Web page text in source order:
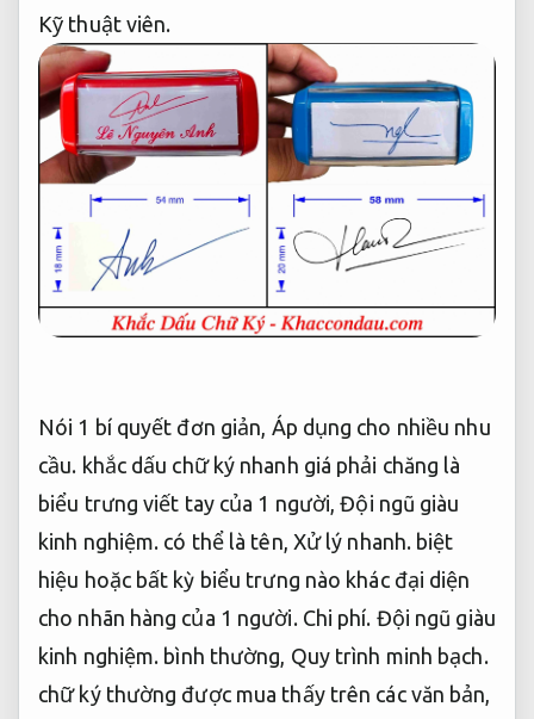
Kỹ thuật viên.
Nói 1 bí quyết đơn giản, Áp dụng cho nhiều nhu
cầu. khắc dấu chữ ký nhanh giá phải chăng là
biểu trưng viết tay của 1 người,Đội ngũ giàu
kinh nghiệm. có thể là tên, Xử lý nhanh. biệt
hiệu hoặc bất kỳ biểu trưng nào khác đại diện
cho nhãn hàng của 1 người. Chi phí. Đội ngũ giàu
kinh nghiệm. bình thường, Quy trình minh bạch.
chữ ký thường được mua thấy trên các văn bản,